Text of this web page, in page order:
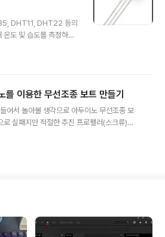
통신이 가능하다고 광
과연?) 무선 와이파
로 통신을 하고 SPI 통신
들에게 데이터..
DHT11, DHT22 등의
도 및 습도를 측정하는
도 까지 측정이 가능
서 찾아보니 TMP36 이
와 같은 트랜지스터 모
(1°C 당 10mV)를 가지고
~ +125°C 까지 측정
이용한 무선조종 보트 만들기
어서 놀아볼 생각으로 아두이노 무선조종 보
로 실패지만 적절한 추진 프로펠러(스크류)와
으로 나아가는데는 실패지만 아두이노 코드와
모터의 속도를 조절할 수 있게 해서 보트의
을 달아서 보트의 방향을 전환하도록 한